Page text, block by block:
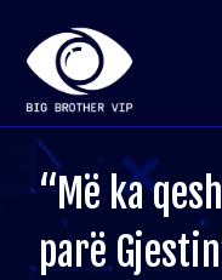
“Më ka
parë